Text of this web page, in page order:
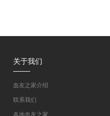
关于我们
血友之家介绍
联系我们
各地血友之家